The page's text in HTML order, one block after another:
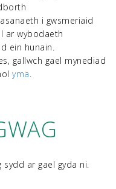
i gwsmeriaid
ar wybodaeth
ein hunain.
gallwch gael mynediad
yma.
sydd ar gael gyda ni.